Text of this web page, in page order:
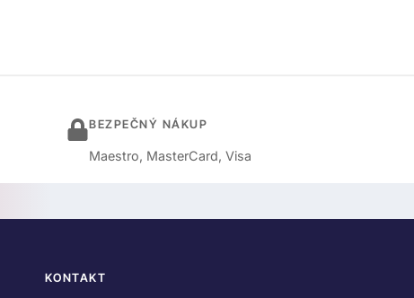
BEZPEČNÝ NÁKUP
Maestro, MasterCard, Visa
KONTAKT